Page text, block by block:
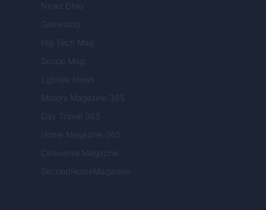
Newz Ohio
Gameland
Hig Tech Mag
Scoop Mag
Lgbtqia News
Motors Magazine 365
Day Travel 365
Home Magazine 365
Cineverse Magazine
SecondHomeMagazine